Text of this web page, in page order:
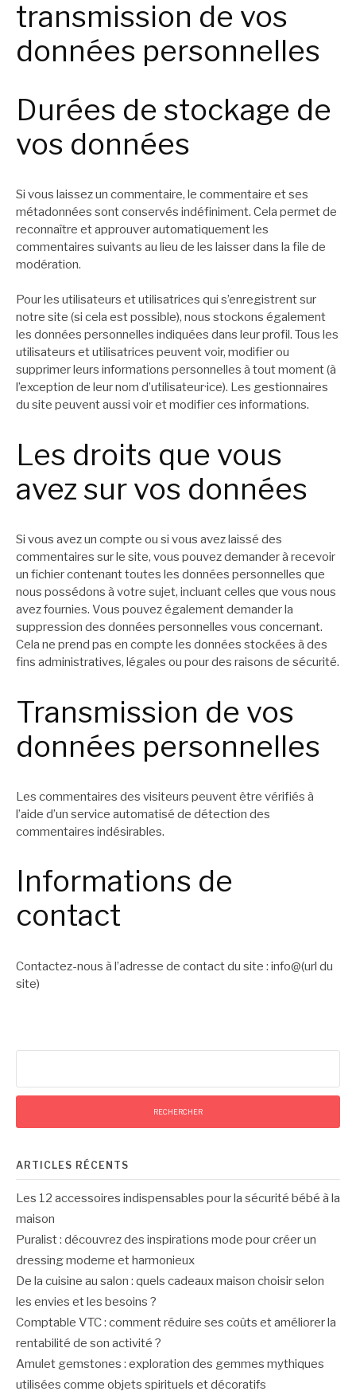
transmission de vos
données personnelles
Durées de stockage de
vos données
Si vous laissez un commentaire, le commentaire et ses
métadonnées sont conservés indéfiniment. Cela permet de
reconnaître et approuver automatiquement les
commentaires suivants au lieu de les laisser dans la file de
modération.
Pour les utilisateurs et utilisatrices qui s’enregistrent sur
notre site (si cela est possible), nous stockons également
les données personnelles indiquées dans leur profil. Tous les
utilisateurs et utilisatrices peuvent voir, modifier ou
supprimer leurs informations personnelles à tout moment (à
l’exception de leur nom d’utilisateur·ice). Les gestionnaires
du site peuvent aussi voir et modifier ces informations.
Les droits que vous
avez sur vos données
Si vous avez un compte ou si vous avez laissé des
commentaires sur le site, vous pouvez demander à recevoir
un fichier contenant toutes les données personnelles que
nous possédons à votre sujet, incluant celles que vous nous
avez fournies. Vous pouvez également demander la
suppression des données personnelles vous concernant.
Cela ne prend pas en compte les données stockées à des
fins administratives, légales ou pour des raisons de sécurité.
Transmission de vos
données personnelles
Les commentaires des visiteurs peuvent être vérifiés à
l’aide d’un service automatisé de détection des
commentaires indésirables.
Informations de
contact
Contactez-nous à l’adresse de contact du site : info@(url du
site)
ARTICLES RÉCENTS
Les 12 accessoires indispensables pour la sécurité bébé à la
maison
Puralist : découvrez des inspirations mode pour créer un
dressing moderne et harmonieux
De la cuisine au salon : quels cadeaux maison choisir selon
les envies et les besoins ?
Comptable VTC : comment réduire ses coûts et améliorer la
rentabilité de son activité ?
Amulet gemstones : exploration des gemmes mythiques
utilisées comme objets spirituels et décoratifs